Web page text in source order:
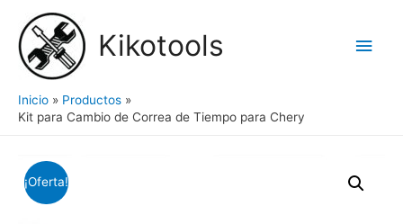
contenido
Kikotools
Inicio
Productos
Kit para Cambio de Correa de Tiempo para Chery
¡Oferta!